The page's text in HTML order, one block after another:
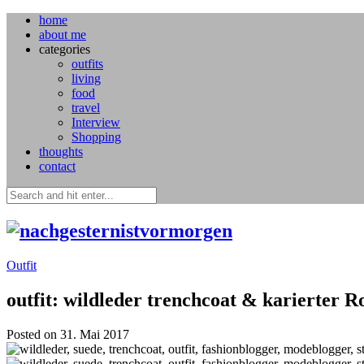
home
about me
categories
outfits
living
food
travel
Interview
Shopping
thoughts
contact
Outfit
outfit: wildleder trenchcoat & karierter
Posted on 31. Mai 2017